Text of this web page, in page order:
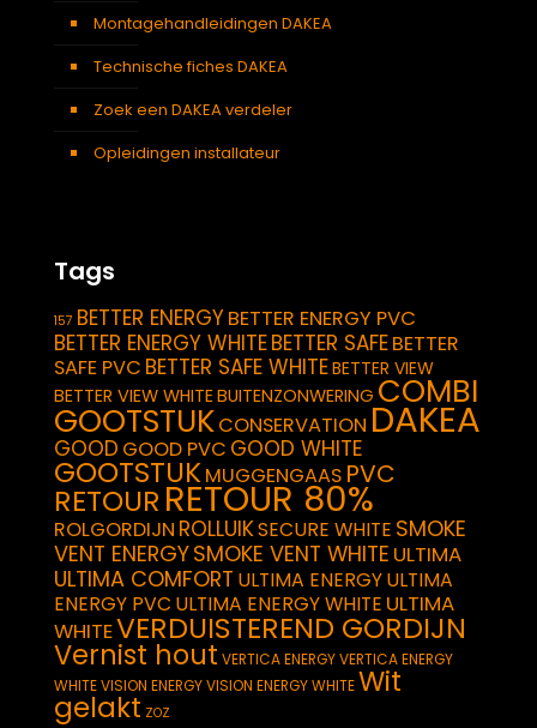
Montagehandleidingen DAKEA
Technische fiches DAKEA
Zoek een DAKEA verdeler
Opleidingen installateur
Tags
157 BETTER ENERGYBETTER ENERGY PVC
BETTER ENERGY WHITEBETTER SAFEBETTER
SAFE PVC BETTER SAFE WHITEBETTER VIEW
BETTER VIEW WHITEBUITENZONWERING COMBI
GOOTSTUKCONSERVATION DAKEA
GOOD GOOD PVC GOOD WHITE
GOOTSTUKMUGGENGAAS PVC
RETOUR RETOUR 80%
ROLGORDIJN ROLLUIKSECURE WHITE SMOKE
VENT ENERGYSMOKE VENT WHITE ULTIMA
ULTIMA COMFORT ULTIMA ENERGYULTIMA
ENERGY PVC ULTIMA ENERGY WHITE ULTIMA
WHITEVERDUISTEREND GORDIJN
Vernist hout VERTICA ENERGYVERTICA ENERGY
WHITEVISION ENERGYVISION ENERGY WHITEWit
gelakt ZOZ